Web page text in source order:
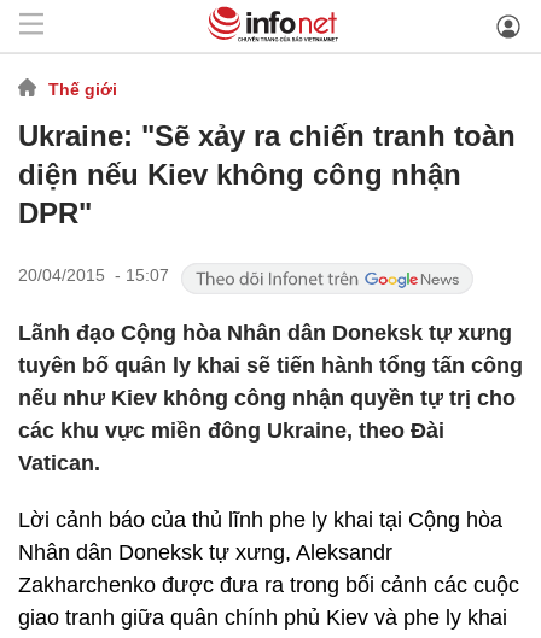
Thế giới
Ukraine: "Sẽ xảy ra chiến tranh toàn
diện nếu Kiev không công nhận
DPR"
20/04/2015 - 15:07
Lãnh đạo Cộng hòa Nhân dân Doneksk tự xưng
tuyên bố quân ly khai sẽ tiến hành tổng tấn công
nếu như Kiev không công nhận quyền tự trị cho
các khu vực miền đông Ukraine, theo Đài
Vatican.
Lời cảnh báo của thủ lĩnh phe ly khai tại Cộng hòa
Nhân dân Doneksk tự xưng, Aleksandr
Zakharchenko được đưa ra trong bối cảnh các cuộc
giao tranh giữa quân chính phủ Kiev và phe ly khai